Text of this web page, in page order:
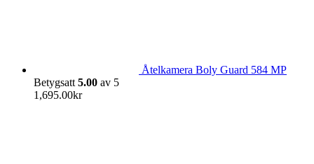
Åtelkamera Boly Guard 584 MP
Betygsatt 5.00 av 5
1,695.00kr